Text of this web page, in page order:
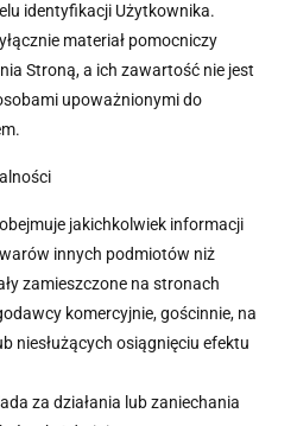
identyfikacji Użytkownika.
materiał pomocniczy
Stroną, a ich zawartość nie jest
upoważnionymi do
jakichkolwiek informacji
innych podmiotów niż
zamieszczone na stronach
komercyjnie, gościnnie, na
niesłużących osiągnięciu efektu
za działania lub zaniechania